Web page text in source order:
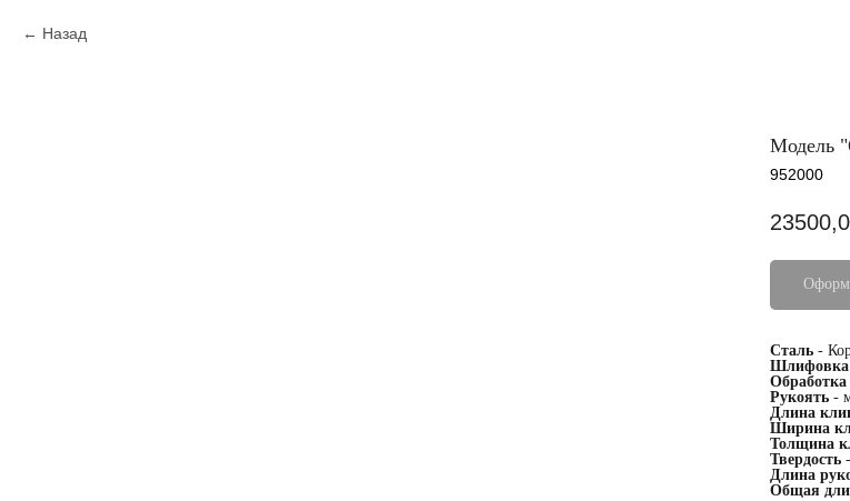
Назад
Модель
952000
Сталь -
Шлифовка
Рукоять -
Длина
Ширина
Толщина
Твердость
Длина
Общая